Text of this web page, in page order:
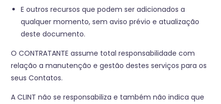
E outros recursos que podem ser adicionados a
qualquer momento, sem aviso prévio e atualização
deste documento.
O CONTRATANTE assume total responsabilidade com
relação a manutenção e gestão destes serviços para os
seus Contatos.
A CLINT não se responsabiliza e também não indica que